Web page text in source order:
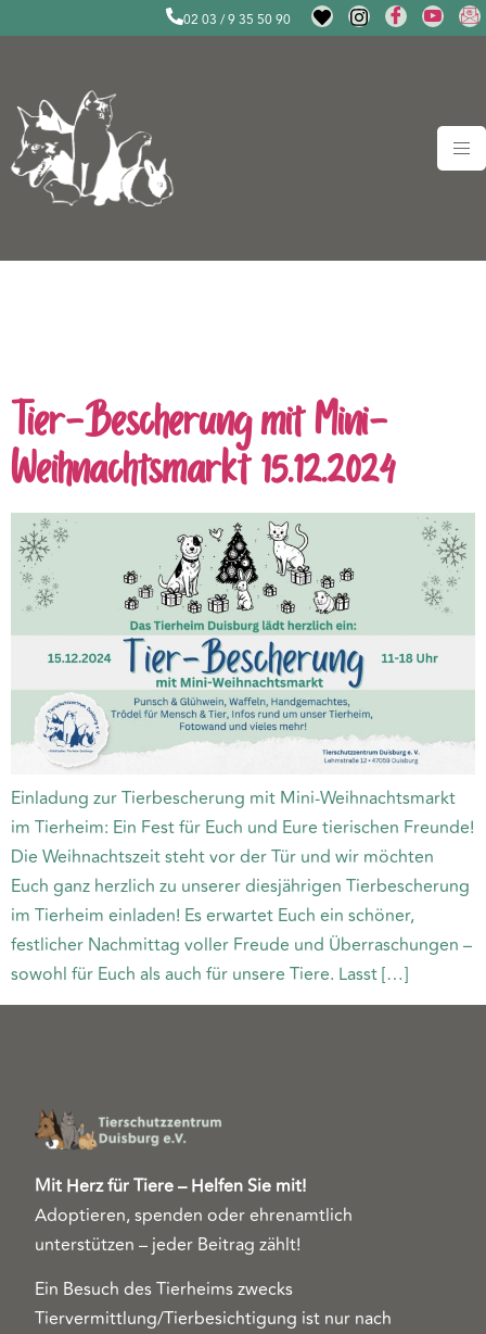
02 03 / 9 35 50 90
Tier-Bescherung mit Mini-
Weihnachtsmarkt 15.12.2024
Einladung zur Tierbescherung mit Mini-Weihnachtsmarkt
im Tierheim: Ein Fest für Euch und Eure tierischen Freunde!
Die Weihnachtszeit steht vor der Tür und wir möchten
Euch ganz herzlich zu unserer diesjährigen Tierbescherung
im Tierheim einladen! Es erwartet Euch ein schöner,
festlicher Nachmittag voller Freude und Überraschungen –
sowohl für Euch als auch für unsere Tiere. Lasst […]
Mit Herz für Tiere – Helfen Sie mit!
Adoptieren, spenden oder ehrenamtlich
unterstützen – jeder Beitrag zählt!
Ein Besuch des Tierheims zwecks
Tiervermittlung/Tierbesichtigung ist nur nach